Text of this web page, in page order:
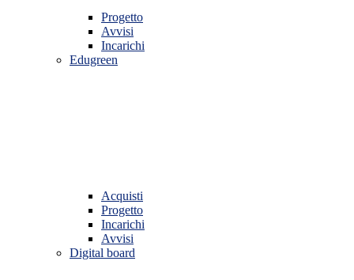
Progetto
Avvisi
Incarichi
Edugreen
Acquisti
Progetto
Incarichi
Avvisi
Digital board